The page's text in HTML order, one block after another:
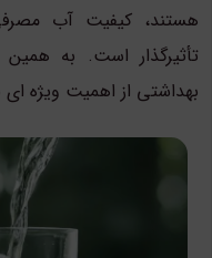
هستند، کیفیت آب
تأثیرگذار است. به
بهداشتی از اهمیت ویژه ای